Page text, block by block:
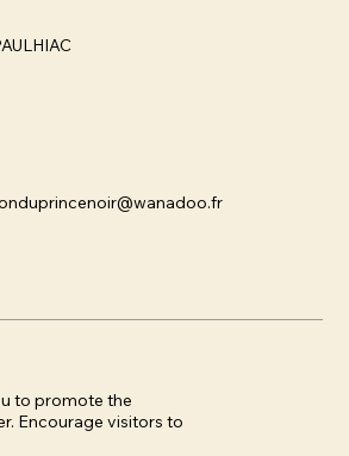
to promote the
Encourage visitors to